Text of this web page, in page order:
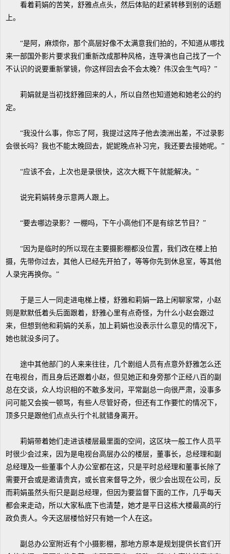
看着莉娟的苦笑，舒雅点点头，然后体贴的赶紧转移到别的话题
上。
“是阿，麻烦你，那个高层好像不太满意我们拍的，不知道从哪找
来一部国外影片要求我们重新改成那种风格，连导演也自己找了一个
不认识的说要重新掌镜，你这样回去会不会太晚？伟汉会生气吗？”
莉娟就是当初找舒雅回来的人，所以自然也知道她和她老公的约
定。
“我没什么事，你忘了阿，我提过这阵子他去澳洲出差，不过录影
会很长吗？我也不能太晚回去，妮妮晚点补习完，我还要去接她呢。”
“应该不会，上次也是录很快，这次大概下午就能解决。”
说完莉娟转身示意两人跟上。
“要去哪边录影？一棚吗，下午小高他们不是有综艺节目？”
“因为是临时的所以现在主要摄影棚都没位置，我们改在楼上拍
摄，先带你过去，其他人已经先开拍了，等等你先到休息室，等其他
人录完再换你。”
于是三人一同走进电梯上楼，舒雅和莉娟一路上闲聊家常，小赵
则是默默低着头后面跟着，舒雅心里有点奇怪，为什么小赵会跟过
来，但想到他和莉娟的关系，加上莉娟也没表示什么意见的情况下，
她也就没多问了。
途中其他部门的人来来往往，几个剧组人员有点意外舒雅怎么还
在电视台，而且身后还跟着小赵，但见她正和身旁那个正经八百的副
总在交谈，众人均识相的不敢多发问，平常副总一向很严肃，没事多
问可能又会挨一顿骂，有些人尽管好奇，但还有工作要忙的情况下，
顶多只是跟他们点点头行个礼就错身离开。
莉娟带着她们走进该楼层最里面的空间，这区块一般工作人员平
时很少会过来，因为是电视台高层办公的楼层，董事长，总经理和副
总经理及一些董事个人办公室都在这，只是平时总经理和董事长除了
需要开会或是邀请贵宾，或长官来督导之外，很少会出现在公司，反
而莉娟虽然头衔只是副总经理，但因为要监督下面的工作，几乎每天
都会来走动，所以大家私底下也清楚，她才是平日这栋大楼最高的行
政负责人。今天这层楼恰好只有她一个人在这。
副总办公室附近有个小摄影棚，那地方原本是规划提供长官们开